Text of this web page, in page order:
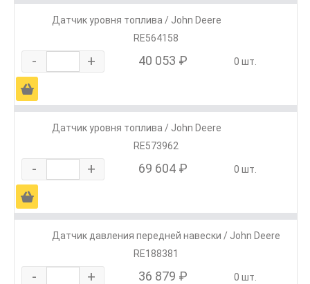
Датчик уровня топлива / John Deere
RE564158
- + 40 053 ₽ 0 шт.
Ä
Датчик уровня топлива / John Deere
RE573962
- + 69 604 ₽ 0 шт.
Ä
Датчик давления передней навески / John Deere
RE188381
- + 36 879 ₽ 0 шт.